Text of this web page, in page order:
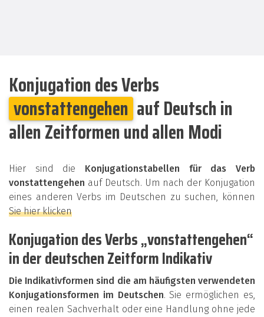
Konjugation des Verbs
vonstattengehen auf Deutsch in
allen Zeitformen und allen Modi
Hier sind die Konjugationstabellen für das Verb
vonstattengehen auf Deutsch. Um nach der Konjugation
eines anderen Verbs im Deutschen zu suchen, können
Sie hier klicken
Konjugation des Verbs „vonstattengehen“
in der deutschen Zeitform Indikativ
Die Indikativformen sind die am häufigsten verwendeten
Konjugationsformen im Deutschen. Sie ermöglichen es,
einen realen Sachverhalt oder eine Handlung ohne jede